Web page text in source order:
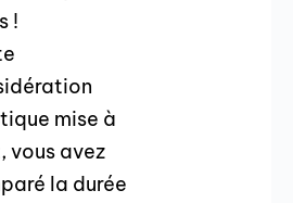
!
mise à
vous avez
la durée